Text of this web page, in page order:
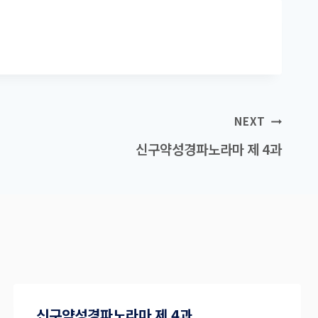
NEXT
신구약성경파노라마 제 4과